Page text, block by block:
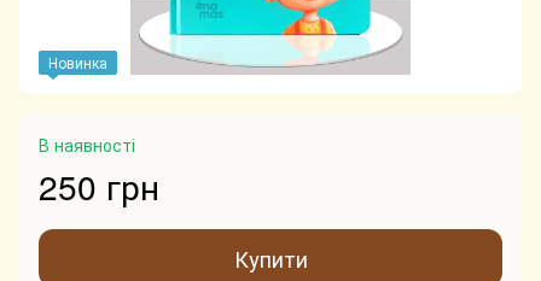
Новинка
В наявності
250 грн
Купити